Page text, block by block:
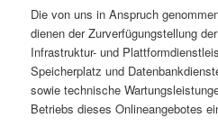
Die von uns in Anspruch
dienen der Zurverfügungstellung
Infrastruktur- und
Speicherplatz und
sowie technische
Betriebs dieses Onlineangebotes